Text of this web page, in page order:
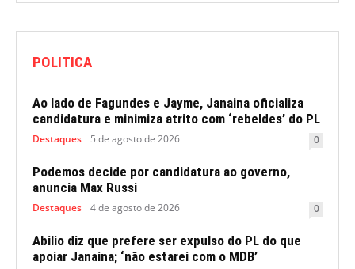
POLITICA
Ao lado de Fagundes e Jayme, Janaina oficializa
candidatura e minimiza atrito com ‘rebeldes’ do PL
Destaques 5 de agosto de 2026 0
Podemos decide por candidatura ao governo,
anuncia Max Russi
Destaques 4 de agosto de 2026 0
Abilio diz que prefere ser expulso do PL do que
apoiar Janaina; ‘não estarei com o MDB’